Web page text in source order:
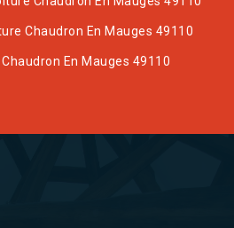
Chaudron En Mauges 49110
En Mauges 49110